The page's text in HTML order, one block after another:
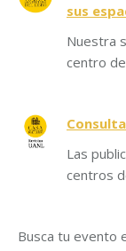
sus
Nuestra
centro
Las
centros
Busca tu evento